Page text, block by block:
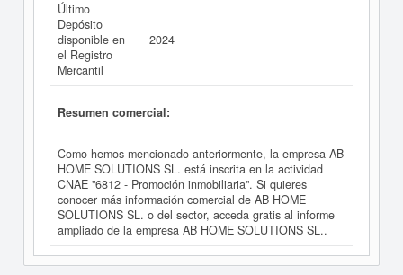
Último
Depósito
disponible en
el Registro
Mercantil
2024
Resumen comercial:
Como hemos mencionado anteriormente, la empresa AB
HOME SOLUTIONS SL. está inscrita en la actividad
CNAE "6812 - Promoción inmobiliaria". Si quieres
conocer más información comercial de AB HOME
SOLUTIONS SL. o del sector, acceda gratis al informe
ampliado de la empresa AB HOME SOLUTIONS SL..